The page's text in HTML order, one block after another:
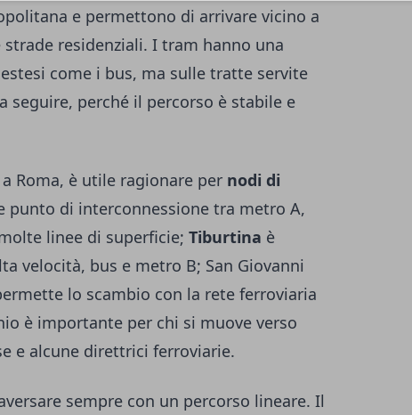
e permettono di arrivare vicino a
residenziali. I tram hanno una
come i bus, ma sulle tratte servite
seguire, perché il percorso è stabile e
Roma, è utile ragionare per nodi di
punto di interconnessione tra metro A,
linee di superficie; Tiburtina è
velocità, bus e metro B; San Giovanni
lo scambio con la rete ferroviaria
è importante per chi si muove verso
e alcune direttrici ferroviarie.
sempre con un percorso lineare. Il